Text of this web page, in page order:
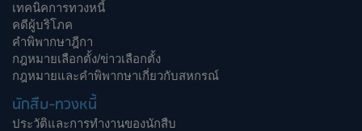
เทคนิคการทวงหนี้
คดีผู้บริโภค
คำพิพากษาฎีกา
กฎหมายเลือกตั้ง/ข่าวเลือกตั้ง
กฎหมายและคำพิพากษาเกี่ยวกับสหกรณ์
นักสืบ-ทวงหนี้
ประวัติและการทำงานของนักสืบ